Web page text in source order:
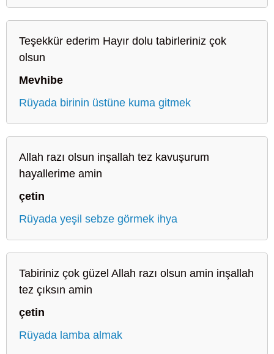
Teşekkür ederim Hayır dolu tabirleriniz çok
olsun
Mevhibe
Rüyada birinin üstüne kuma gitmek
Allah razı olsun inşallah tez kavuşurum
hayallerime amin
çetin
Rüyada yeşil sebze görmek ihya
Tabiriniz çok güzel Allah razı olsun amin inşallah
tez çıksın amin
çetin
Rüyada lamba almak